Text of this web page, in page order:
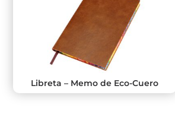
Libreta – Memo de Eco-Cuero